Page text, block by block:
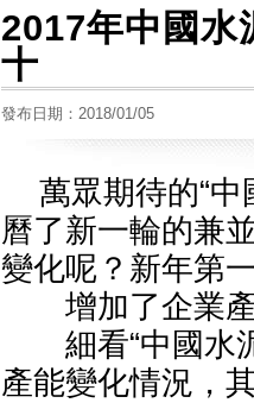
2017年中國水
十
發布日期：2018/01/05
萬眾期待的“中
曆了新一輪的兼
變化呢？新年第
增加了企業
細看“中國水泥
產能變化情況，